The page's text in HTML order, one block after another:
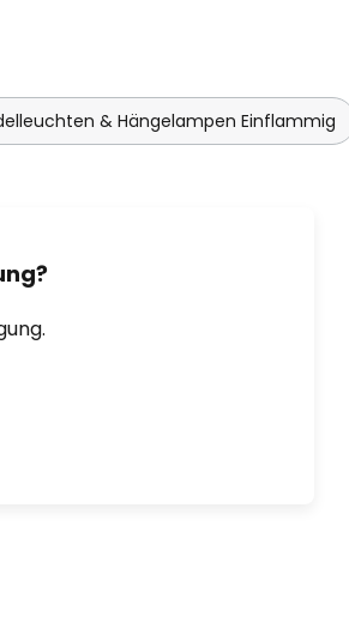
& Hängelampen Einflammig